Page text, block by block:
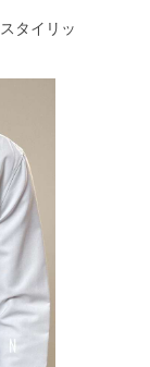
タイリッ